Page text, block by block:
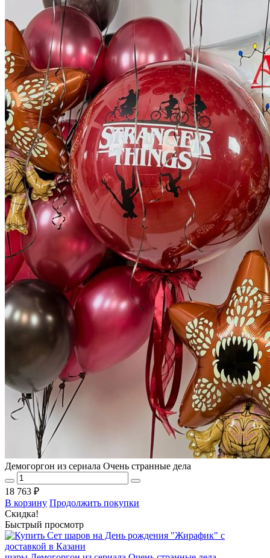
Демогоргон из сериала Очень странные дела
18 763 ₽
В корзину Продолжить покупки
Скидка!
Быстрый просмотр